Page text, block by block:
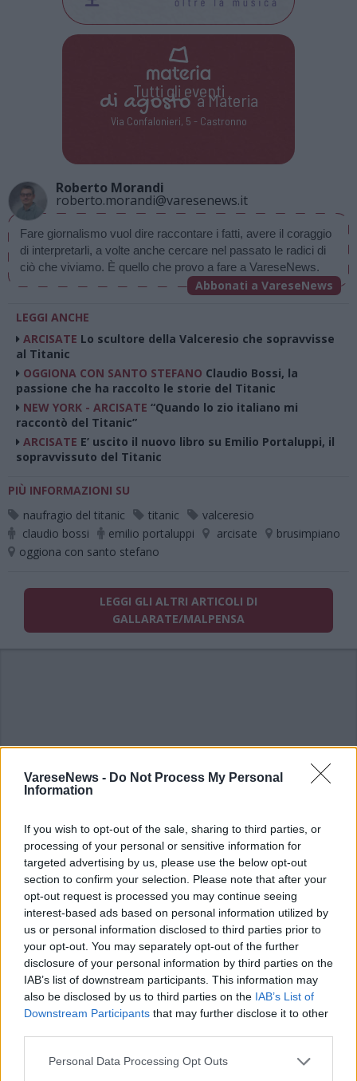
VareseNews - Do Not Process My Personal
Information
If you wish to opt-out of the sale, sharing to third parties, or
processing of your personal or sensitive information for
targeted advertising by us, please use the below opt-out
section to confirm your selection. Please note that after your
opt-out request is processed you may continue seeing
interest-based ads based on personal information utilized by
us or personal information disclosed to third parties prior to
your opt-out. You may separately opt-out of the further
disclosure of your personal information by third parties on the
IAB’s list of downstream participants. This information may
also be disclosed by us to third parties on the IAB’s List of
Downstream Participants that may further disclose it to other
Personal Data Processing Opt Outs
Tutti gli eventi
di agostoa Materia
Via Confalonieri, 5 - Castronno
Roberto Morandi
roberto.morandi@varesenews.it
Fare giornalismo vuol dire raccontare i fatti, avere il coraggio
di interpretarli, a volte anche cercare nel passato le radici di
ciò che viviamo. È quello che provo a fare a VareseNews.
Abbonati a VareseNews
LEGGI ANCHE
ARCISATE Lo scultore della Valceresio che sopravvisse
al Titanic
OGGIONA CON SANTO STEFANO Claudio Bossi, la
passione che ha raccolto le storie del Titanic
NEW YORK - ARCISATE “Quando lo zio italiano mi
raccontò del Titanic”
ARCISATE E’ uscito il nuovo libro su Emilio Portaluppi, il
sopravvissuto del Titanic
PIÙ INFORMAZIONI SU
naufragio del titanic
titanic
valceresio
claudio bossi
emilio portaluppi arcisate
brusimpiano
oggiona con santo stefano
LEGGI GLI ALTRI ARTICOLI DI
GALLARATE/MALPENSA
ADV